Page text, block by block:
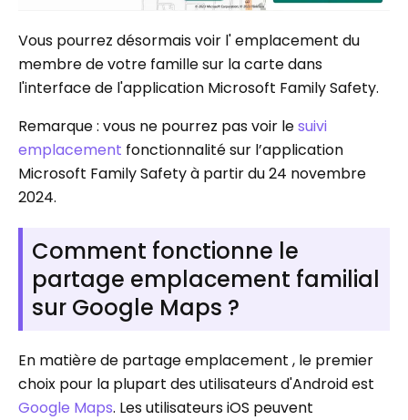
Vous pourrez désormais voir l' emplacement du
membre de votre famille sur la carte dans
l'interface de l'application Microsoft Family Safety.
Remarque : vous ne pourrez pas voir lesuivi
emplacement fonctionnalité sur l’application
Microsoft Family Safety à partir du 24 novembre
2024.
Comment fonctionne le
partage emplacement familial
sur Google Maps ?
En matière de partage emplacement , le premier
choix pour la plupart des utilisateurs d'Android est
Google Maps. Les utilisateurs iOS peuvent